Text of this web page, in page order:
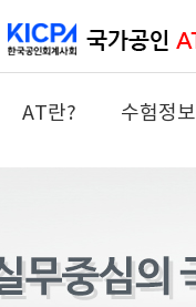
AT란? 수험정보